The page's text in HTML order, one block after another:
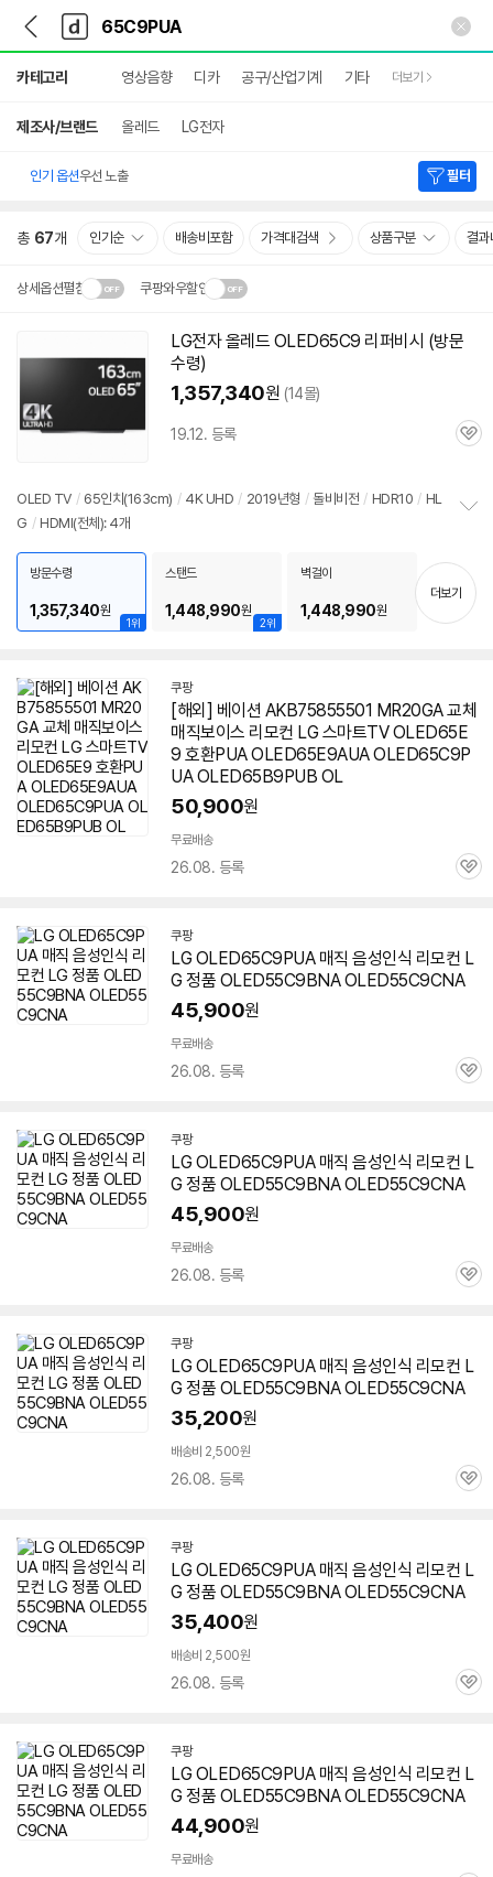
다
나
와
가
기
다
와
메
인
카테고리 영상음향 디카 공구/산업기계 기타 더보기
제조사/브랜드 올레드 LG전자
인기 옵션우선 노출 필터
총 67개 인기순 배송비포함 가격대검색 상품구분 결과
상세옵션펼침 쿠팡와우할인
배송·설치비가 달라집니다.닫
기
LG전자 올레드 OLED65C9 리퍼비시 (방문
수령)
1,357,340원 (14몰)
19.12. 등록
관
OLED TV / 65인치(163cm) / 4K UHD / 2019년형 / 돌비비전 / HDR10 / HL
G / HDMI(전체): 4개
치
기
1위
방문수령
1,357,340원
2위
스탠드
1,448,990원
벽걸이
1,448,990원
더보기
쿠팡
[해외] 베이션 AKB75855501 MR20GA 교체
매직보이스 리모컨 LG 스마트TV OLED65E
9 호환PUA OLED65E9AUA OLED65C9P
UA OLED65B9PUB OL
50,900원
무료배송
26.08. 등록
관
쿠팡
LG OLED65C9PUA 매직 음성인식 리모컨 L
G 정품 OLED55C9BNA OLED55C9CNA
45,900원
무료배송
26.08. 등록
관
쿠팡
LG OLED65C9PUA 매직 음성인식 리모컨 L
G 정품 OLED55C9BNA OLED55C9CNA
45,900원
무료배송
26.08. 등록
관
쿠팡
LG OLED65C9PUA 매직 음성인식 리모컨 L
G 정품 OLED55C9BNA OLED55C9CNA
35,200원
배송비 2,500원
26.08. 등록
관
쿠팡
LG OLED65C9PUA 매직 음성인식 리모컨 L
G 정품 OLED55C9BNA OLED55C9CNA
35,400원
배송비 2,500원
26.08. 등록
관
쿠팡
LG OLED65C9PUA 매직 음성인식 리모컨 L
G 정품 OLED55C9BNA OLED55C9CNA
44,900원
무료배송